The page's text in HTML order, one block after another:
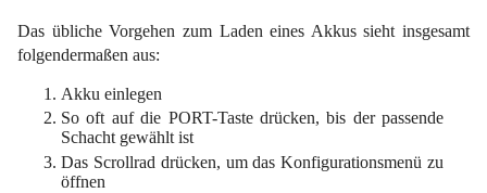
Das übliche Vorgehen zum Laden eines Akkus sieht insgesamt
folgendermaßen aus:
Akku einlegen
So oft auf die PORT-Taste drücken, bis der passende
Schacht gewählt ist
Das Scrollrad drücken, um das Konfigurationsmenü zu
öffnen